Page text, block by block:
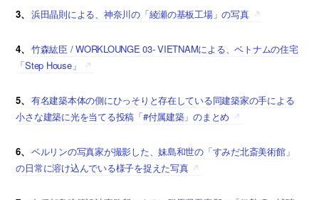
3、 浜田晶則による、神奈川の「綾瀬の基板工場」の写真
4、 竹森紘臣 / WORKLOUNGE 03- VIETNAMによる、ベトナムの住宅
「Step House」
5、 有名建築本体の側にひっそりと存在している同建築家の手による
小さな建築に光を当てる投稿「#付属建築」のまとめ
6、 ベルリンの写真家が撮影した、妹島和世の「すみだ北斎美術館」
の日常に溶け込んでいる様子を捉えた写真